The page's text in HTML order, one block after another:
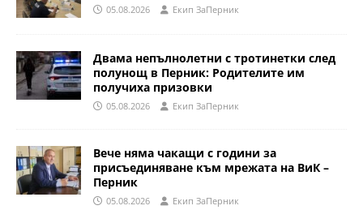
05.08.2026 Eкип ЗаПерник
Двама непълнолетни с тротинетки след
полунощ в Перник: Родителите им
получиха призовки
05.08.2026 Eкип ЗаПерник
Вече няма чакащи с години за
присъединяване към мрежата на ВиК –
Перник
05.08.2026 Eкип ЗаПерник